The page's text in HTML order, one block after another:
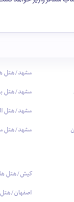
مشهد/هتل
مشهد/هتل
مشهد/هتل
مشهد/هتل
کیش/هتل
اصفهان/